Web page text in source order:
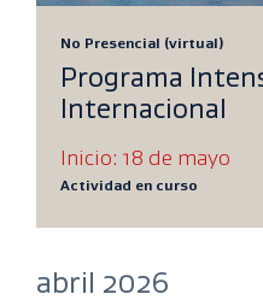
No Presencial (virtual)
Programa
Internacional
Inicio: 18 de mayo
Actividad en curso
abril 2026